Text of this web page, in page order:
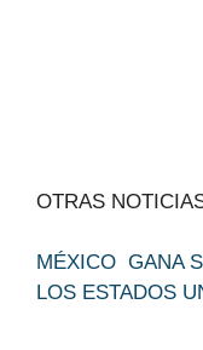
OTRAS
MÉXICO GANA
LOS ESTADOS